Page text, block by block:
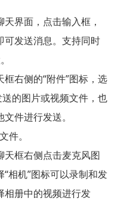
界面，点击输入框，
可发送消息。支持同时
框右侧的“附件”图标，选
的图片或视频文件，也
件进行发送。
件。
天框右侧点击麦克风图
相机”图标可以录制和发
相册中的视频进行发